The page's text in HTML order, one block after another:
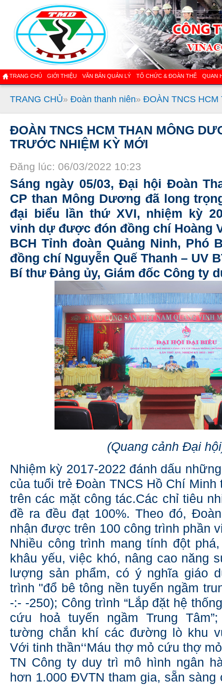
TRANG CHỦ GIỚI THIỆU VĂN BẢN QUẢN LÝ TỔ CHỨC & ĐOÀN THỂ QUAN
TRANG CHỦ» Đoàn thanh niên» ĐOÀN TNCS HCM
ĐOÀN TNCS HCM THAN MÔNG
TRƯỚC NHIỆM KỲ MỚI
Đăng lúc: 06/03/2022 10:23
Sáng ngày 05/03, Đại hội Đoàn
CP than Mông Dương đã long
đại biểu lần thứ XVI, nhiệm kỳ
vinh dự được đón đồng chí Hoàng
BCH Tỉnh đoàn Quảng Ninh, Phó
đồng chí Nguyễn Quế Thanh – UV
Bí thư Đảng ủy, Giám đốc Công ty
(Quang cảnh Đại
Nhiệm kỳ 2017-2022 đánh dấu
của tuổi trẻ Đoàn TNCS Hồ Chí
trên các mặt công tác.Các chỉ tiêu
đề ra đều đạt 100%. Theo đó,
nhận được trên 100 công trình phần
Nhiều công trình mang tính đột
khâu yếu, việc khó, nâng cao năng
lượng sản phẩm, có ý nghĩa giáo
trình "đổ bê tông nền tuyến ngầm
-:- -250); Công trình “Lắp đặt hệ
cứu hoả tuyến ngầm Trung
tường chắn khí các đường lò khu
Với tinh thần‘‘Máu thợ mỏ cứu thợ
TN Công ty duy trì mô hình ngân
hơn 1.000 ĐVTN tham gia, sẵn sàng